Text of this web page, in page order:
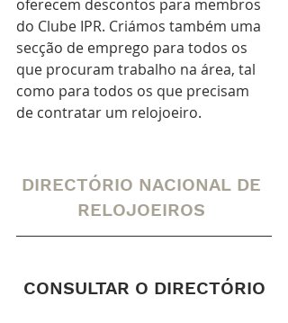
oferecem descontos para membros
do Clube IPR. Criámos também uma
secção de emprego para todos os
que procuram trabalho na área, tal
como para todos os que precisam
de contratar um relojoeiro.
DIRECTÓRIO NACIONAL DE
RELOJOEIROS
CONSULTAR O DIRECTÓRIO